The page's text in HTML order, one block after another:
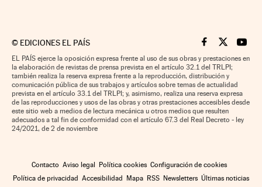
© EDICIONES EL PAÍS Cinco Días en
Cinco Días
Cinco
EL PAÍS ejerce la oposición expresa frente al uso de sus obras y prestaciones en
la elaboración de revistas de prensa prevista en el artículo 32.1 del TRLPI;
también realiza la reserva expresa frente a la reproducción, distribución y
comunicación pública de sus trabajos y artículos sobre temas de actualidad
prevista en el artículo 33.1 del TRLPI; y, asimismo, realiza una reserva expresa
de las reproducciones y usos de las obras y otras prestaciones accesibles desde
este sitio web a medios de lectura mecánica u otros medios que resulten
adecuados a tal fin de conformidad con el artículo 67.3 del Real Decreto - ley
24/2021, de 2 de noviembre
Contacto Aviso legal Política cookies Configuración de cookies
Política de privacidad Accesibilidad Mapa RSS Newsletters Últimas noticias